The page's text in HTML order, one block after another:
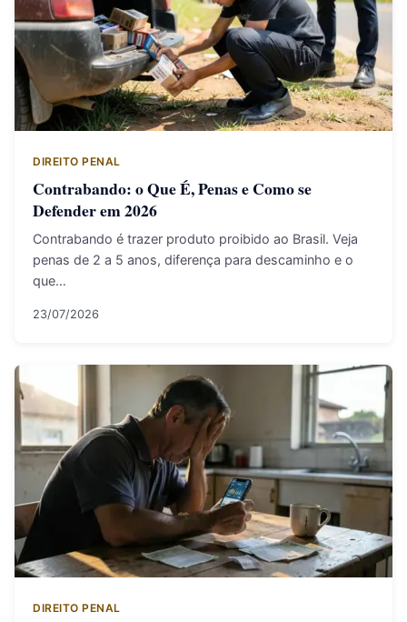
DIREITO PENAL
Contrabando: o Que É, Penas e Como se
Defender em 2026
Contrabando é trazer produto proibido ao Brasil. Veja
penas de 2 a 5 anos, diferença para descaminho e o
que…
23/07/2026
DIREITO PENAL